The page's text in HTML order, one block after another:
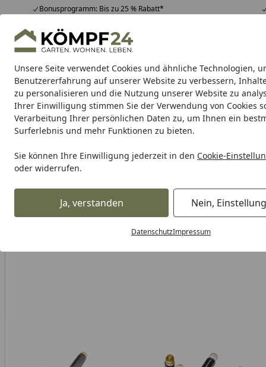
Unsere Seite verwendet Cookies und ähnliche Technologien,
Benutzererfahrung auf unserer Website zu verbessern,
zu personalisieren und die Nutzung unserer Website zu
Ihrer Einwilligung stimmen Sie der Verwendung von Cookies
Verarbeitung Ihrer persönlichen Daten zu, um Ihnen ein
Surferlebnis und mehr Funktionen zu bieten.
Sie können Ihre Einwilligung jederzeit in den Cookie-
oder widerrufen.
Ja, verstanden Nein,
DatenschutzImpressum
Bonusprogramm: Bis zu 25 % Rabatt*
Hotline07051 / 9 22 22
Mo-Fr. 8-16 Uhr 25.948 Bewertungen
Alle Produkte
Alle ProdukteHighlights Tipps & Tricks
Garten Gartenhaus Gerätehaus Carport &
Karibu Pools inkl.
Dein Traumpool im Sorglos-
Alles für den Garten Außenleuchten Dekoleuchten für